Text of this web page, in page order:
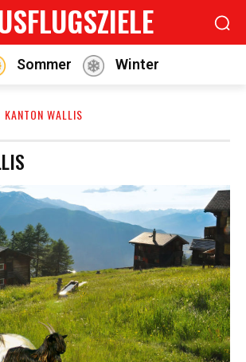
Sommer Winter
KANTON WALLIS